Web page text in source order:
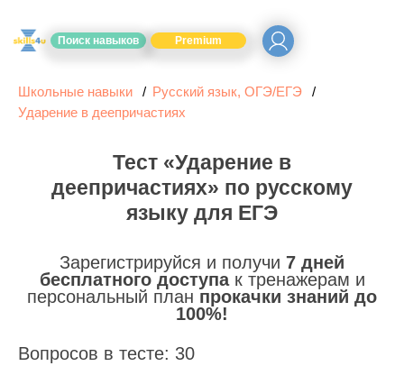
Поиск навыков Premium
Школьные навыки
Русский язык, ОГЭ/ЕГЭ
Ударение в деепричастиях
Тест «Ударение в
деепричастиях» по русскому
языку для ЕГЭ
Зарегистрируйся и получи 7 дней
бесплатного доступак тренажерам и
персональный план прокачки знаний до
100%!
Вопросов в тесте: 30